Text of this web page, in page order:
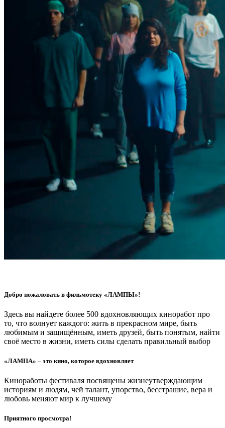
Добро пожаловать в фильмотеку «ЛАМПЫ»!
Здесь вы найдете более 500 вдохновляющих киноработ про
то, что волнует каждого: жить в прекрасном мире, быть
любимым и защищённым, иметь друзей, быть понятым, найти
своё место в жизни, иметь силы сделать правильный выбор
«ЛАМПА» – это кино, которое вдохновляет
Киноработы фестиваля посвящены жизнеутверждающим
историям и людям, чей талант, упорство, бесстрашие, вера и
любовь меняют мир к лучшему
Приятного просмотра!